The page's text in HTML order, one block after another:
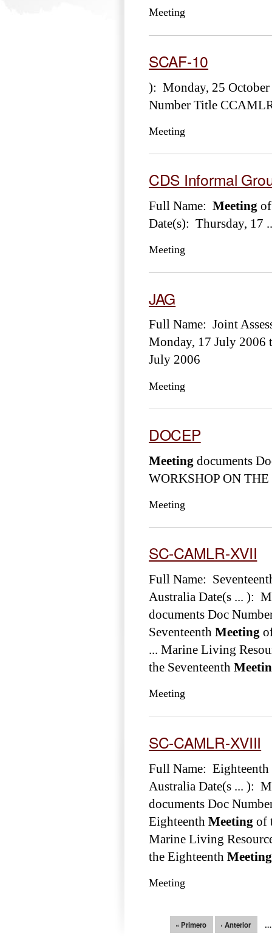
Meeting
SCAF-10
): Monday, 25
Number Title
Meeting
CDS Informal
Full Name: Meeting
Date(s): Thursday, 17
Meeting
JAG
Full Name: Joint
Monday, 17 July 2006
July 2006
Meeting
DOCEP
Meeting documents
WORKSHOP ON
Meeting
SC-CAMLR-XVII
Full Name:
Australia Date(s ... ):
documents Doc
Seventeenth Meeting
... Marine Living
the Seventeenth
Meeting
SC-CAMLR-XVIII
Full Name: Eighteenth
Australia Date(s ... ):
documents Doc
Eighteenth Meeting of
Marine Living
the Eighteenth Meeting
Meeting
Páginas« Primero ‹ Anterior …